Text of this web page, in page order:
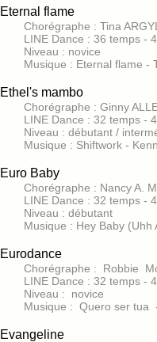
Eternal flame
Chorégraphe : Tina
LINE Dance : 36 temps -
Niveau : novice
Musique : Eternal flame -
Ethel's mambo
Chorégraphe : Ginny
LINE Dance : 32 temps -
Niveau : débutant /
Musique : Shiftwork -
Euro Baby
Chorégraphe : Nancy A.
LINE Dance : 32 temps -
Niveau : débutant
Musique : Hey Baby
Eurodance
Chorégraphe : Robbie
LINE Dance : 32 temps -
Niveau : novice
Musique : Quero ser
Evangeline